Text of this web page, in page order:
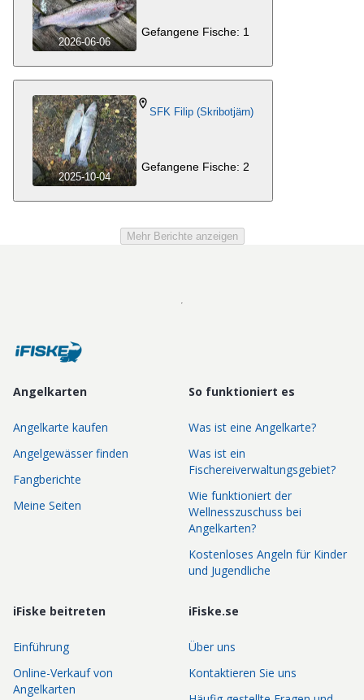
2026-06-06
Gefangene Fische: 1
2025-10-04
SFK Filip (Skribotjärn)
Gefangene Fische: 2
Mehr Berichte anzeigen
Angelkarten
Angelkarte kaufen
Angelgewässer finden
Fangberichte
Meine Seiten
So funktioniert es
Was ist eine Angelkarte?
Was ist ein
Fischereiverwaltungsgebiet?
Wie funktioniert der
Wellnesszuschuss bei
Angelkarten?
Kostenloses Angeln für Kinder
und Jugendliche
iFiske beitreten
Einführung
Online-Verkauf von
Angelkarten
iFiske.se
Über uns
Kontaktieren Sie uns